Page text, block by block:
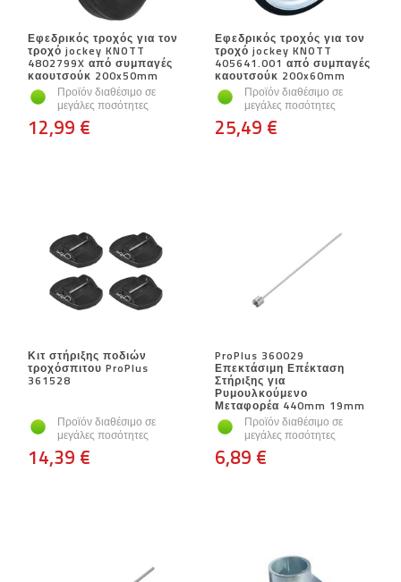
Εφεδρικός τροχός για τον
τροχό jockey KNOTT
4802799X από συμπαγές
καουτσούκ 200x50mm
Προϊόν διαθέσιμο σε
μεγάλες ποσότητες
12,99 €
Εφεδρικός τροχός για τον
τροχό jockey KNOTT
405641.001 από συμπαγές
καουτσούκ 200x60mm
Προϊόν διαθέσιμο σε
μεγάλες ποσότητες
25,49 €
Κιτ στήριξης ποδιών
τροχόσπιτου ProPlus
361528
Προϊόν διαθέσιμο σε
μεγάλες ποσότητες
14,39 €
ProPlus 360029
Επεκτάσιμη Επέκταση
Στήριξης για
Ρυμουλκούμενο
Μεταφορέα 440mm 19mm
Προϊόν διαθέσιμο σε
μεγάλες ποσότητες
6,89 €